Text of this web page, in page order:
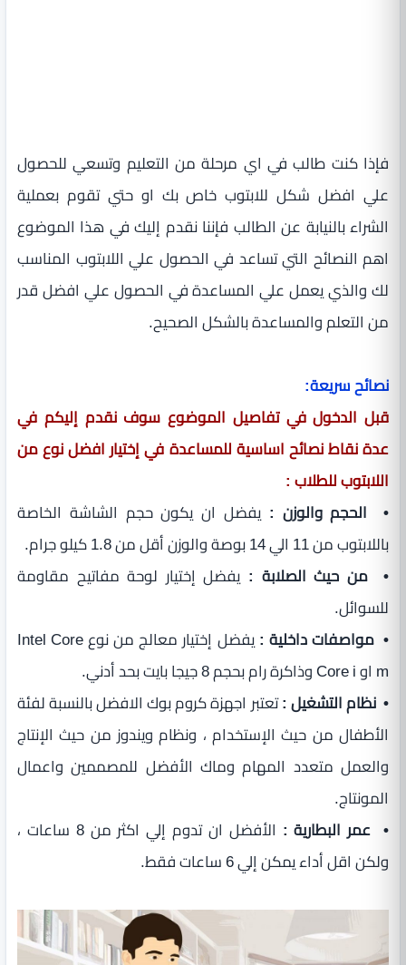
فإذا كنت طالب في اي مرحلة من التعليم وتسعي للحصول
علي افضل شكل للابتوب خاص بك او حتي تقوم بعملية
الشراء بالنيابة عن الطالب فإننا نقدم إليك في هذا الموضوع
اهم النصائح التي تساعد في الحصول علي اللابتوب المناسب
لك والذي يعمل علي المساعدة في الحصول علي افضل قدر
من التعلم والمساعدة بالشكل الصحيح.
نصائح سريعة:
قبل الدخول في تفاصيل الموضوع سوف نقدم إليكم في
عدة نقاط نصائح اساسية للمساعدة في إختيار افضل نوع من
اللابتوب للطلاب :
• الحجم والوزن : يفضل ان يكون حجم الشاشة الخاصة
باللابتوب من 11 الي 14 بوصة والوزن أقل من 1.8 كيلو جرام.
• من حيث الصلابة : يفضل إختيار لوحة مفاتيح مقاومة
للسوائل.
• مواصفات داخلية :
يفضل إختيار معالج من نوع Intel Core
m او Core i وذاكرة رام بحجم 8 جيجا بايت بحد أدني.
• نظام التشغيل :تعتبر اجهزة كروم بوك الافضل بالنسبة لفئة
الأطفال من حيث الإستخدام ، ونظام ويندوز من حيث الإنتاج
والعمل متعدد المهام وماك الأفضل للمصممين واعمال
المونتاج.
• عمر البطارية :
الأفضل ان تدوم إلي اكثر من 8 ساعات ،
ولكن اقل أداء يمكن إلي 6 ساعات فقط.